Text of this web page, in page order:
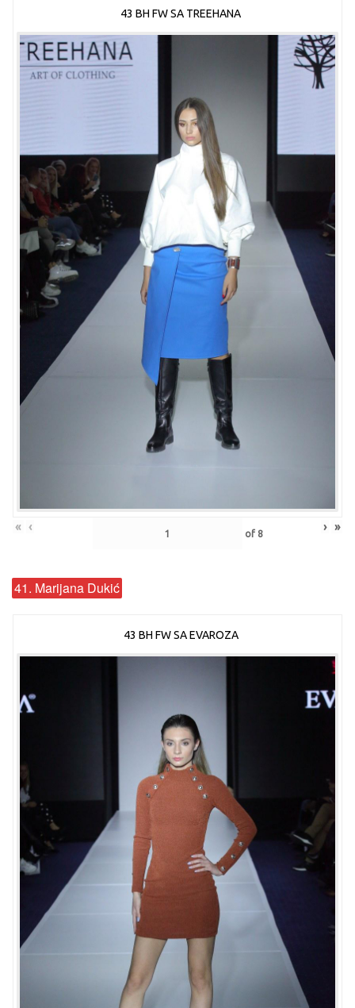
43 BH FW SA TREEHANA
« ‹ of 8 › »
41. Marijana Dukić
43 BH FW SA EVAROZA